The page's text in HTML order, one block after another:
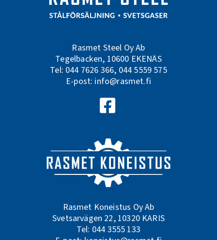
Rasmet Steel Oy Ab
Tegelbacken, 10600 EKENÄS
Tel: 044 7626 366, 044 5559 575
E-post: info@rasmet.fi
Följ oss på Facebook
Rasmet Koneistus Oy Ab
Svetsarvägen 22, 10320 KARIS
Tel: 044 3555 133